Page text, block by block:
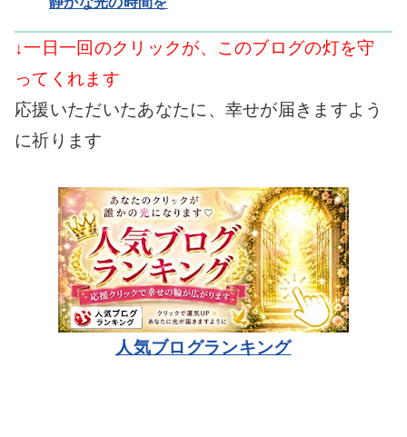
↓一日一回のクリックが、このブログの灯を守
ってくれます
応援いただいたあなたに、幸せが届きますよう
に祈ります
人気ブログランキング